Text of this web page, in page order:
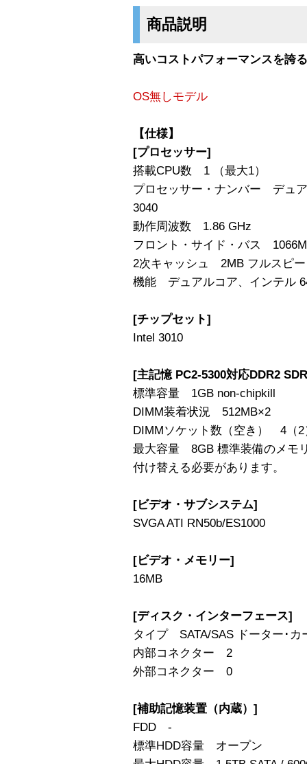
商品説明
高いコストパフォーマンスを誇
OS無しモデル
【仕様】
[プロセッサー]
搭載CPU数 1 （最大1）
プロセッサー・ナンバー デュ
3040
動作周波数 1.86 GHz
フロント・サイド・バス
2次キャッシュ 2MB フルスピ
機能 デュアルコア、インテル
[チップセット]
Intel 3010
[主記憶 PC2-5300対応DDR2
標準容量 1GB non-chipkill
DIMM装着状況 512MB×2
DIMMソケット数（空き） 4（2
最大容量 8GB 標準装備のメモ
付け替える必要があります。
[ビデオ・サブシステム]
SVGA ATI RN50b/ES1000
[ビデオ・メモリー]
16MB
[ディスク・インターフェース]
タイプ SATA/SAS ドーター･カ
内部コネクター 2
外部コネクター 0
[補助記憶装置（内蔵）]
FDD -
標準HDD容量 オープン